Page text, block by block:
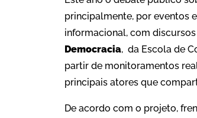
principalmente, por eventos
informacional, com
Democracia, da Escola de
partir de monitoramentos
principais atores que
De acordo com o projeto,